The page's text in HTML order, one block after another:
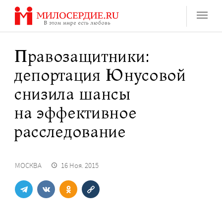
Перейти
содержанию
Правозащитники:
депортация Юнусовой
снизила шансы
на эффективное
расследование
МОСКВА 16 Ноя. 2015